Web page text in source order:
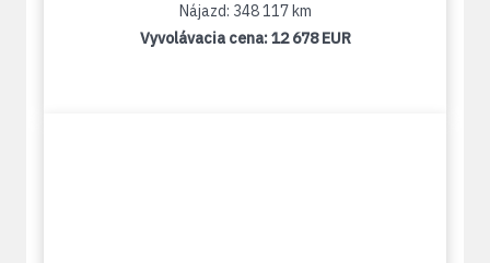
Nájazd: 348 117 km
Vyvolávacia cena:12 678 EUR